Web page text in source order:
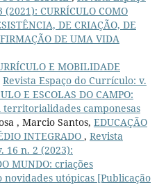
CURRÍCULO COMO
DE CRIAÇÃO, DE
DE UMA VIDA
E MOBILIDADE
Revista Espaço do Currículo: v.
E ESCOLAS DO CAMPO:
camponesas
, Marcio Santos, EDUCAÇÃO
INTEGRADO , Revista
16 n. 2 (2023):
MUNDO: criações
utópicas [Publicação